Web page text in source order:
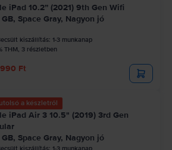
iPad 10.2” (2021) 9th Gen Wifi
Space Gray, Nagyon jó
kiszállítás: 1-3 munkanap
THM, 3 részletben
Ft
a készletről
iPad Air 3 10.5" (2019) 3rd Gen
Space Gray, Nagyon jó
kiszállítás: 1-3 munkanap